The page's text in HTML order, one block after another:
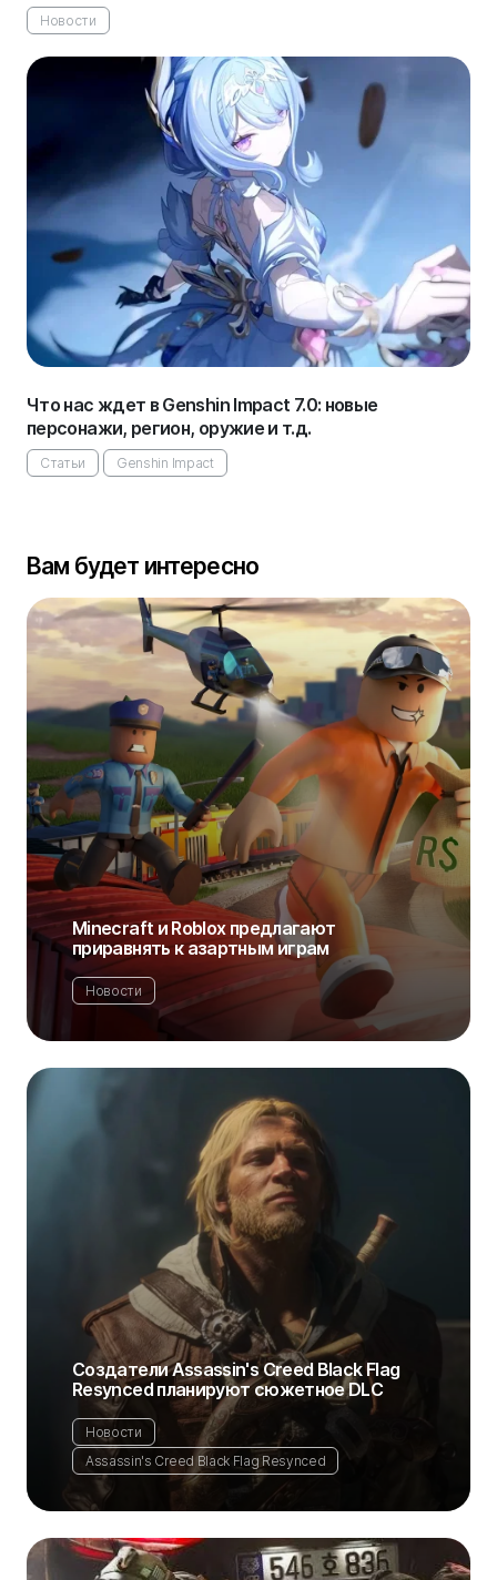
Новости
Что нас ждет в Genshin Impact 7.0: новые
персонажи, регион, оружие и т.д.
Статьи Genshin Impact
Вам будет интересно
Minecraft и Roblox предлагают
приравнять к азартным играм
Новости
Создатели Assassin's Creed Black Flag
Resynced планируют сюжетное DLC
Новости
Assassin's Creed Black Flag Resynced